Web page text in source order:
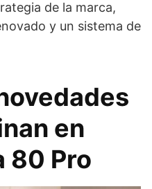
de la marca,
y un sistema de
en
80 Pro